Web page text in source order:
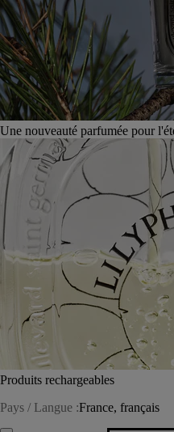
Une nouveauté parfumée pour
Produits rechargeables
Pays / Langue :France, français